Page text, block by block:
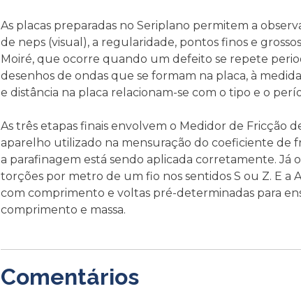
As placas preparadas no Seriplano permitem a
de neps (visual), a regularidade, pontos finos e
Moiré, que ocorre quando um defeito se repete
desenhos de ondas que se formam na placa, à
e distância na placa relacionam-se com o tipo e o
As três etapas finais envolvem o Medidor de Fricção
aparelho utilizado na mensuração do coeficiente de
a parafinagem está sendo aplicada corretamente. Já
torções por metro de um fio nos sentidos S ou Z. E a
com comprimento e voltas pré-determinadas para
comprimento e massa.
Comentários